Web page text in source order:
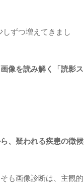
ずつ増えてきまし
像を読み解く「読影ス
、疑われる疾患の徴候
も画像診断は、主観的